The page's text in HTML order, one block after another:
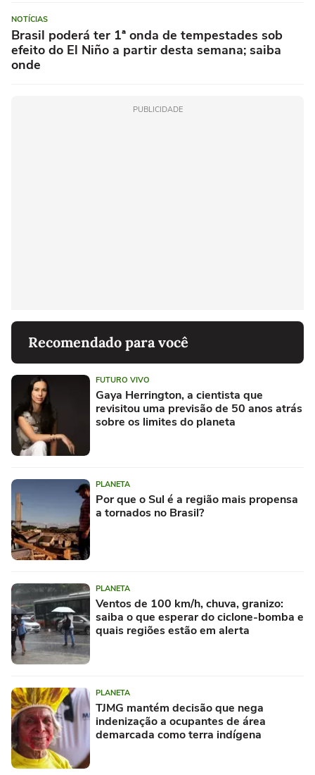
NOTÍCIAS
Brasil poderá ter 1ª onda de tempestades sob
efeito do El Niño a partir desta semana; saiba
onde
PUBLICIDADE
Recomendado para você
FUTURO VIVO
Gaya Herrington, a cientista que
revisitou uma previsão de 50 anos atrás
sobre os limites do planeta
PLANETA
Por que o Sul é a região mais propensa
a tornados no Brasil?
PLANETA
Ventos de 100 km/h, chuva, granizo:
saiba o que esperar do ciclone-bomba e
quais regiões estão em alerta
PLANETA
TJMG mantém decisão que nega
indenização a ocupantes de área
demarcada como terra indígena